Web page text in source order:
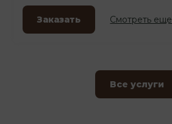
Заказать Смотреть еще
Все услуги